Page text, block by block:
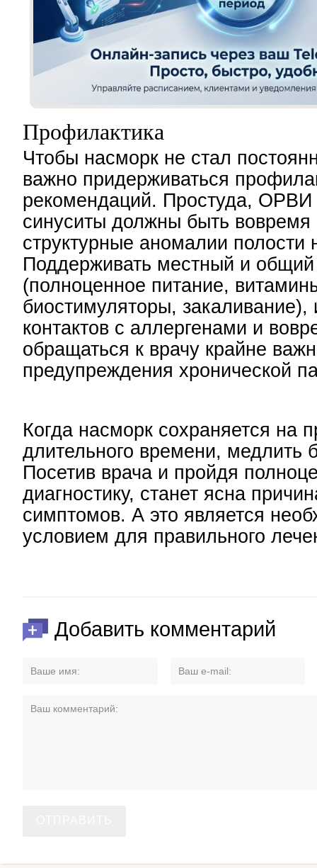
Профилактика
Чтобы насморк не стал
важно придерживаться
рекомендаций. Простуда, ОРВИ
синуситы должны быть
структурные аномалии полости
Поддерживать местный и
(полноценное питание,
биостимуляторы, закаливание),
контактов с аллергенами и
обращаться к врачу крайне
предупреждения хронической
Когда насморк сохраняется на
длительного времени, медлить
Посетив врача и пройдя
диагностику, станет ясна
симптомов. А это является
условием для правильного
Добавить комментарий